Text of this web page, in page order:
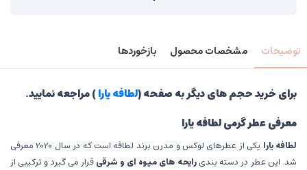
توضیحات مشخصات محصول بازخوردها
برای خرید حجم های دیگر به صفحه (لطافه یارا ) مراجعه نمایید.
معرفی عطر گرمی لطافه یارا
لطافه یارا
یکی از عطرهای لوکس و مدرن برند لطافه است که در سال 2020 معرفی
شد. این عطر در دسته بندیرایحه های میوه ای و شرقیقرار می گیرد و ترکیبی از